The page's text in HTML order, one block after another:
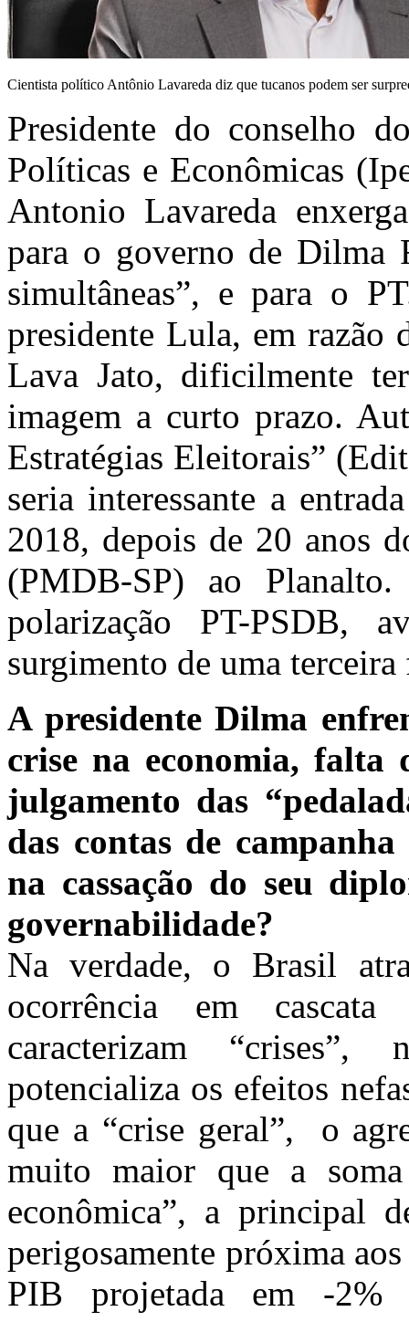
Cientista político Antônio Lavareda diz que tucanos podem ser
Presidente do conselho
Políticas e Econômicas
Antonio Lavareda
para o governo de Dilma
simultâneas”, e para o
presidente Lula, em razão
Lava Jato, dificilmente
imagem a curto prazo.
Estratégias Eleitorais”
seria interessante a
2018, depois de 20 anos
(PMDB-SP) ao
polarização PT-PSDB,
surgimento de uma
A presidente Dilma
crise na economia, falta
julgamento das
das contas de
na cassação do seu
governabilidade?
Na verdade, o Brasil
ocorrência em
caracterizam
potencializa os efeitos
que a “crise geral”, o
muito maior que a
econômica”, a principal
perigosamente próxima
PIB projetada em -